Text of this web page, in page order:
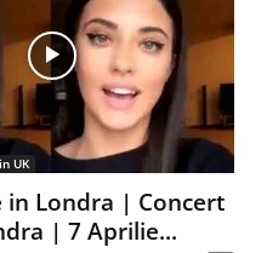
UK
in Londra | Concert
| 7 Aprilie...